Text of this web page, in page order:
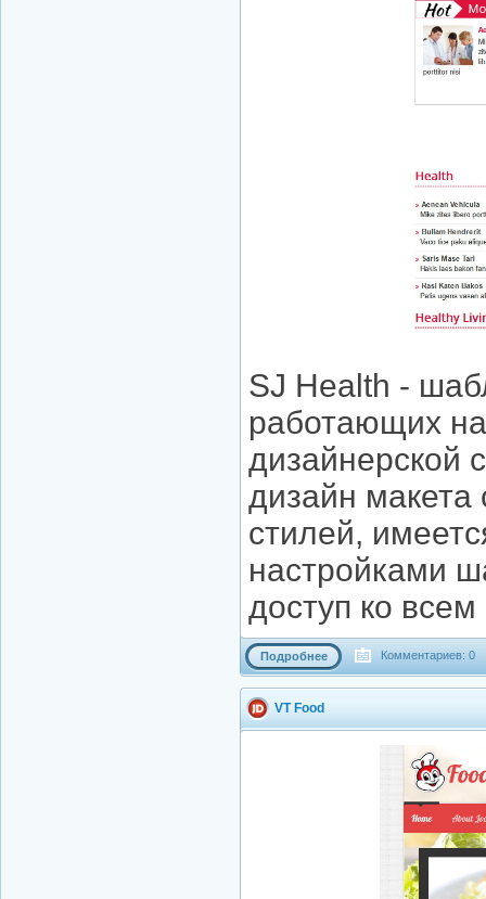
SJ Health -
работающих
дизайнерской
дизайн макета
стилей,
настройками
доступ ко
Подробнее Комментариев: 0
VT Food